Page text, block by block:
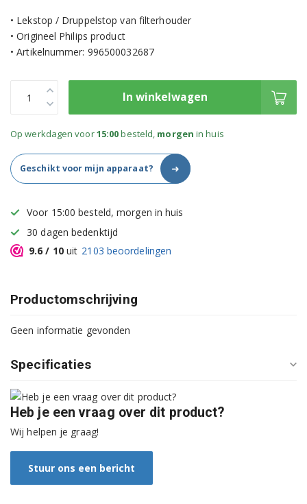
• Lekstop / Druppelstop van filterhouder
• Origineel Philips product
• Artikelnummer: 996500032687
In winkelwagen
Op werkdagen voor15:00besteld, morgen in huis
Geschikt voor mijn apparaat? ➜
Voor 15:00 besteld, morgen in huis
30 dagen bedenktijd
9.6 / 10uit 2103 beoordelingen
Productomschrijving
Geen informatie gevonden
Specificaties
Heb je een vraag over dit product?
Wij helpen je graag!
Stuur ons een bericht